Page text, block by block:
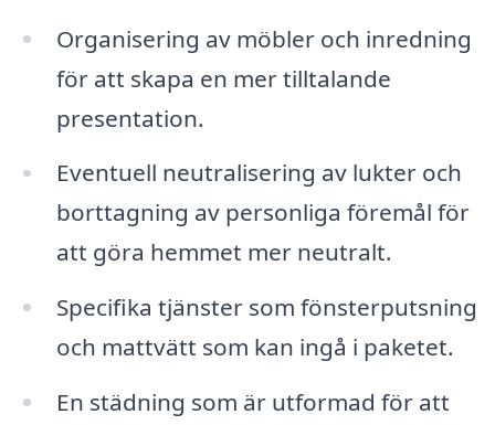
Organisering av möbler och inredning
för att skapa en mer tilltalande
presentation.
Eventuell neutralisering av lukter och
borttagning av personliga föremål för
att göra hemmet mer neutralt.
Specifika tjänster som fönsterputsning
och mattvätt som kan ingå i paketet.
En städning som är utformad för att